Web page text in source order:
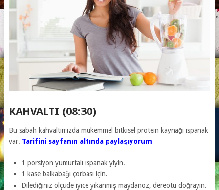
KAHVALTI (08:30)
Bu sabah kahvaltımızda mükemmel bitkisel protein kaynağı ıspanak
var. Tarifini sayfanın altında paylaşıyorum.
1 porsiyon yumurtalı ıspanak yiyin.
1 kase balkabağı çorbası için.
Dilediğiniz ölçüde iyice yıkanmış maydanoz, dereotu doğrayın.